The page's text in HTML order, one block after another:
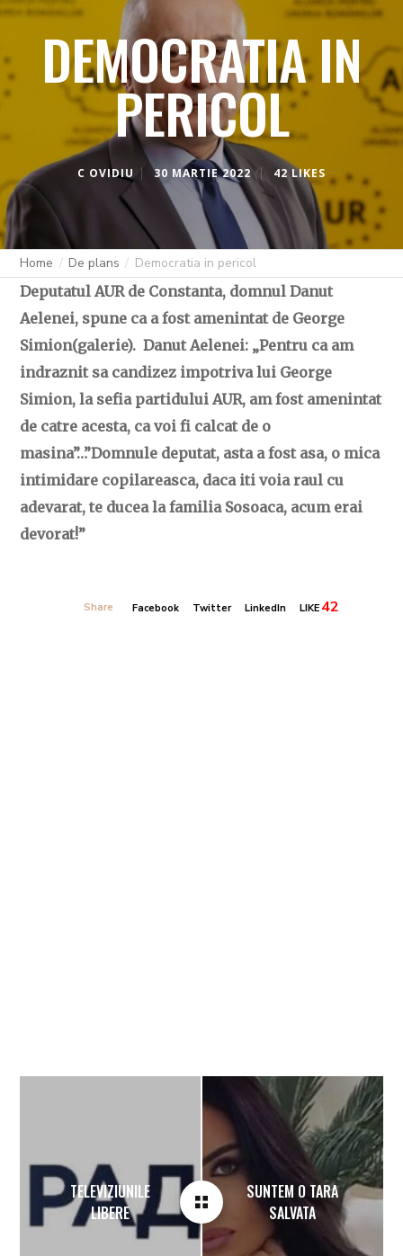
DEMOCRATIA IN
PERICOL
C OVIDIU 30 MARTIE 2022 42 LIKES
Home De plans Democratia in pericol
Deputatul AUR de Constanta, domnul Danut
Aelenei, spune ca a fost amenintat de George
Simion(galerie). Danut Aelenei: „Pentru ca am
indraznit sa candizez impotriva lui George
Simion, la sefia partidului AUR, am fost amenintat
de catre acesta, ca voi fi calcat de o
masina”…”Domnule deputat, asta a fost asa, o mica
intimidare copilareasca, daca iti voia raul cu
adevarat, te ducea la familia Sosoaca, acum erai
devorat!”
Share Facebook Twitter LinkedIn LIKE 42
TELEVIZIUNILE
LIBERE
SUNTEM O TARA
SALVATA